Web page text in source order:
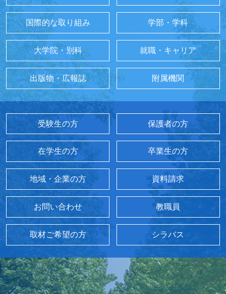
国際的な取り組み 学部・学科
大学院・別科 就職・キャリア
出版物・広報誌 附属機関
受験生の方 保護者の方
在学生の方 卒業生の方
地域・企業の方 資料請求
お問い合わせ 教職員
取材ご希望の方 シラバス